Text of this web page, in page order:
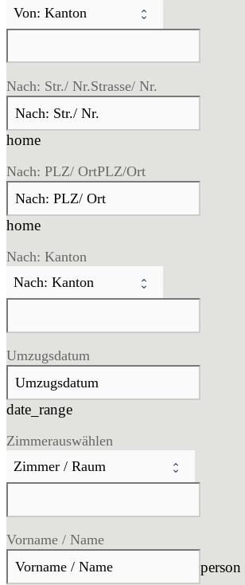
Nach: Str./ Nr.Strasse/ Nr.
home
Nach: PLZ/ OrtPLZ/Ort
home
Nach: Kanton
Umzugsdatum
date_range
Zimmerauswählen
Vorname / Name
person